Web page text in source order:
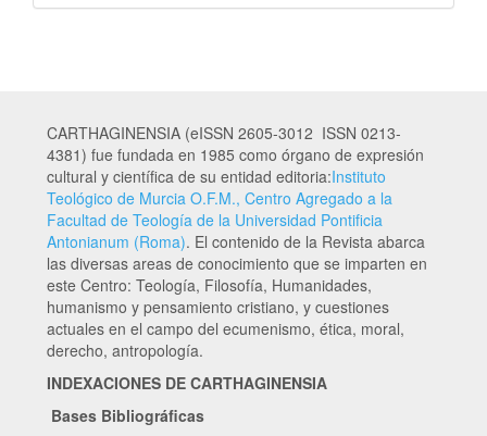
CARTHAGINENSIA (eISSN 2605-3012 ISSN 0213-
4381) fue fundada en 1985 como órgano de expresión
cultural y científica de su entidad editoria:Instituto
Teológico de Murcia O.F.M., Centro Agregado a la
Facultad de Teología de la Universidad Pontificia
Antonianum (Roma). El contenido de la Revista abarca
las diversas areas de conocimiento que se imparten en
este Centro: Teología, Filosofía, Humanidades,
humanismo y pensamiento cristiano, y cuestiones
actuales en el campo del ecumenismo, ética, moral,
derecho, antropología.
INDEXACIONES DE CARTHAGINENSIA
Bases Bibliográficas